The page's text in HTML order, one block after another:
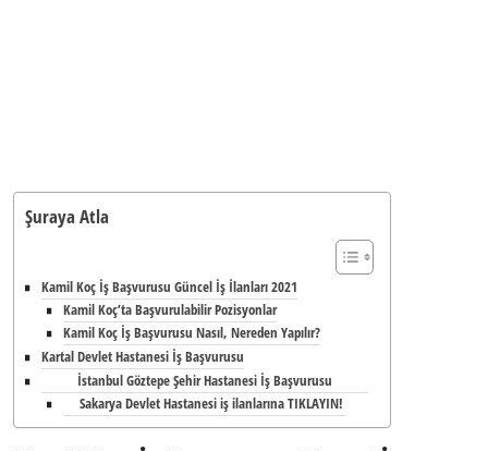
Şuraya Atla
Kamil Koç İş Başvurusu Güncel İş İlanları 2021
Kamil Koç’ta Başvurulabilir Pozisyonlar
Kamil Koç İş Başvurusu Nasıl, Nereden Yapılır?
Kartal Devlet Hastanesi İş Başvurusu
İstanbul Göztepe Şehir Hastanesi İş Başvurusu
Sakarya Devlet Hastanesi iş ilanlarına TIKLAYIN!